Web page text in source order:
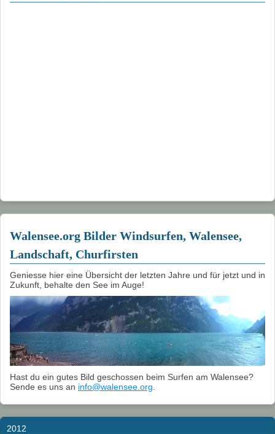
Walensee.org Bilder Windsurfen, Walensee,
Landschaft, Churfirsten
Geniesse hier eine Übersicht der letzten Jahre und für jetzt und in
Zukunft, behalte den See im Auge!
Hast du ein gutes Bild geschossen beim Surfen am Walensee?
Sende es uns an info@walensee.org
2012